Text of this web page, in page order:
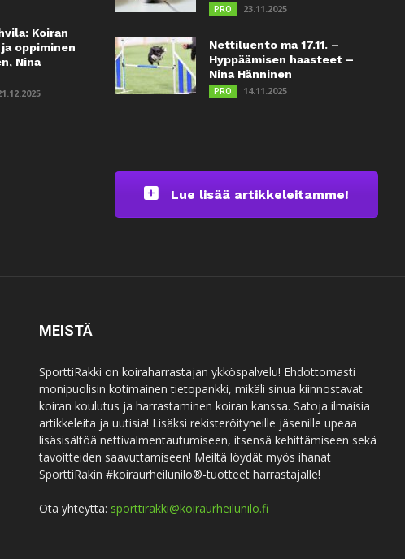
Koiran
oppiminen
Nina
PRO 23.11.2025
Nettiluento ma 17.11. –
Hyppäämisen haasteet –
Nina Hänninen
PRO 14.11.2025
Lue lisää artikkeleitamme!
MEISTÄ
SporttiRakki on koiraharrastajan ykköspalvelu! Ehdottomasti
monipuolisin kotimainen tietopankki, mikäli sinua kiinnostavat
koiran koulutus ja harrastaminen koiran kanssa. Satoja ilmaisia
artikkeleita ja uutisia! Lisäksi rekisteröityneille jäsenille upeaa
lisäsisältöä nettivalmentautumiseen, itsensä kehittämiseen sekä
tavoitteiden saavuttamiseen! Meiltä löydät myös ihanat
SporttiRakin #koiraurheilunilo®-tuotteet harrastajalle!
Ota yhteyttä: sporttirakki@koiraurheilunilo.fi